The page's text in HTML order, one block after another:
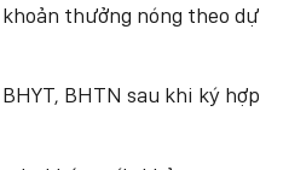
thưởng nóng theo dự
BHTN sau khi ký hợp